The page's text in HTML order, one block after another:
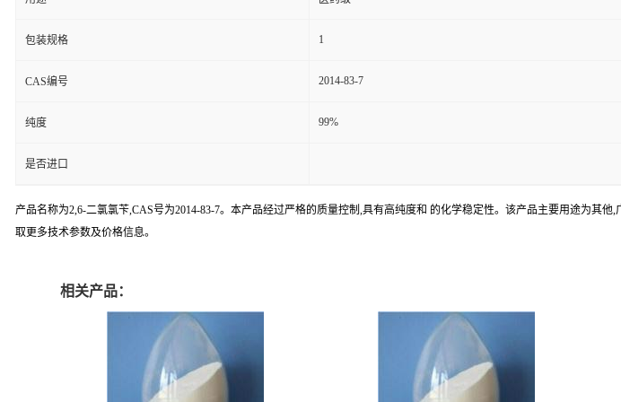
包装规格 1
CAS编号 2014-83-7
纯度 99%
是否进口
产品名称为2,6-二氯氯苄,CAS号为2014-83-7。本产品经过严格的质量控制,具有高纯度和 的化学稳定性。该产品主要用途为
取更多技术参数及价格信息。
相关产品：